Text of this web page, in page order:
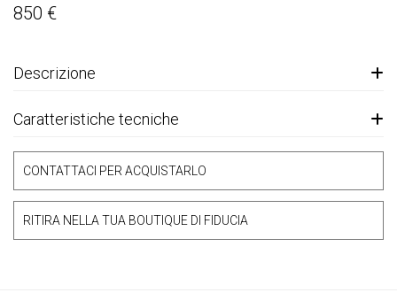
850 €
Descrizione
Caratteristiche tecniche
CONTATTACI PER ACQUISTARLO
RITIRA NELLA TUA BOUTIQUE DI FIDUCIA